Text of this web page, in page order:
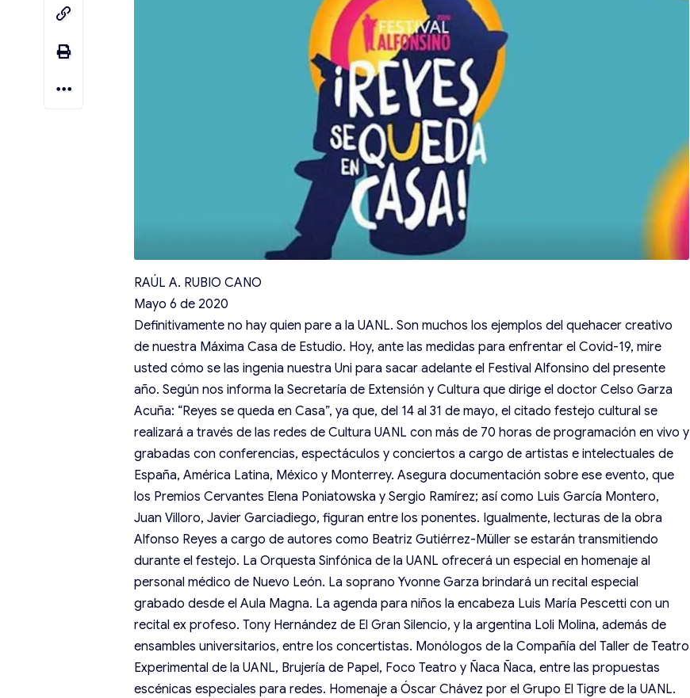
RAÚL A. RUBIO CANO
Mayo 6 de 2020
Definitivamente no hay quien pare a la UANL. Son muchos los ejemplos del quehacer creativo
de nuestra Máxima Casa de Estudio. Hoy, ante las medidas para enfrentar el Covid-19, mire
usted cómo se las ingenia nuestra Uni para sacar adelante el Festival Alfonsino del presente
año. Según nos informa la Secretaría de Extensión y Cultura que dirige el doctor Celso Garza
Acuña: “Reyes se queda en Casa”, ya que, del 14 al 31 de mayo, el citado festejo cultural se
realizará a través de las redes de Cultura UANL con más de 70 horas de programación en vivo y
grabadas con conferencias, espectáculos y conciertos a cargo de artistas e intelectuales de
España, América Latina, México y Monterrey. Asegura documentación sobre ese evento, que
los Premios Cervantes Elena Poniatowska y Sergio Ramírez; así como Luis García Montero,
Juan Villoro, Javier Garciadiego, figuran entre los ponentes. Igualmente, lecturas de la obra
Alfonso Reyes a cargo de autores como Beatriz Gutiérrez-Müller se estarán transmitiendo
durante el festejo. La Orquesta Sinfónica de la UANL ofrecerá un especial en homenaje al
personal médico de Nuevo León. La soprano Yvonne Garza brindará un recital especial
grabado desde el Aula Magna. La agenda para niños la encabeza Luis María Pescetti con un
recital ex profeso. Tony Hernández de El Gran Silencio, y la argentina Loli Molina, además de
ensambles universitarios, entre los concertistas. Monólogos de la Compañía del Taller de Teatro
Experimental de la UANL, Brujería de Papel, Foco Teatro y Ñaca Ñaca, entre las propuestas
escénicas especiales para redes. Homenaje a Óscar Chávez por el Grupo El Tigre de la UANL.